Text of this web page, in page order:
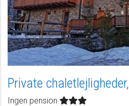
Private chaletlejligheder,
Ingen pension